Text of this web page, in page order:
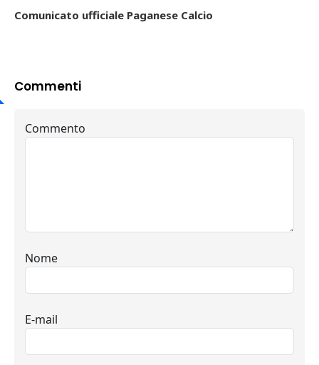
Comunicato ufficiale Paganese Calcio
Commenti